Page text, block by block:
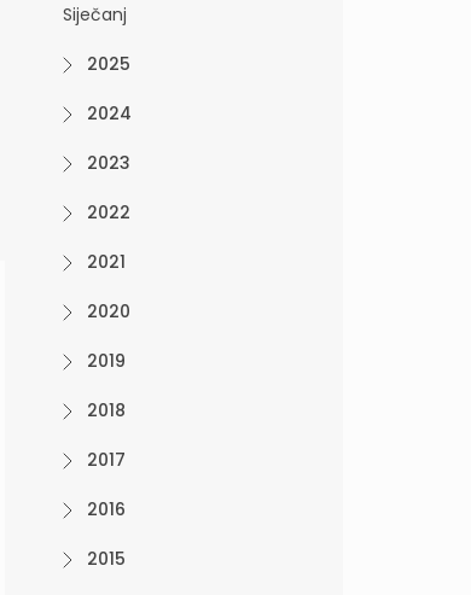
Siječanj
2025
2024
2023
2022
2021
2020
2019
2018
2017
2016
2015